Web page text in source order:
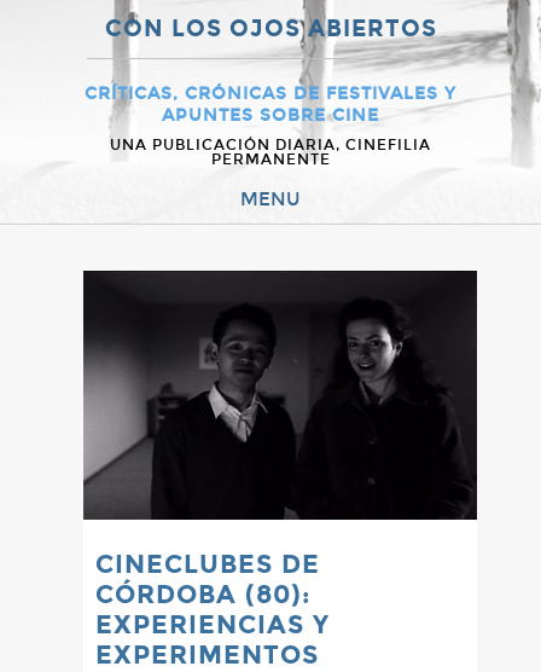
CON LOS OJOS ABIERTOS
CRÍTICAS, CRÓNICAS DE FESTIVALES Y
APUNTES SOBRE CINE
UNA PUBLICACIÓN DIARIA, CINEFILIA
PERMANENTE
MENU
CINECLUBES DE
CÓRDOBA (80):
EXPERIENCIAS Y
EXPERIMENTOS